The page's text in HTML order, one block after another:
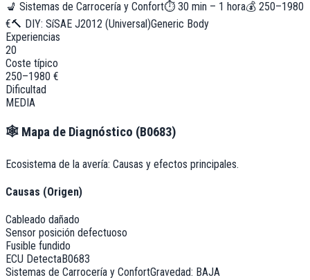
💺 Sistemas de Carrocería y Confort⏱ 30 min – 1 hora💰 250–1980
€🔨 DIY: SíSAE J2012 (Universal)Generic Body
Experiencias
20
Coste típico
250–1980 €
Dificultad
MEDIA
🕸️ Mapa de Diagnóstico (B0683)
Ecosistema de la avería: Causas y efectos principales.
Causas (Origen)
Cableado dañado
Sensor posición defectuoso
Fusible fundido
ECU DetectaB0683
Sistemas de Carrocería y ConfortGravedad: BAJA